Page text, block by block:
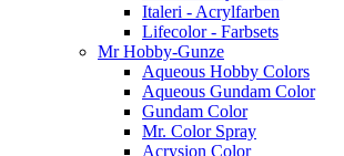
Italeri - Acrylfarben
Lifecolor - Farbsets
Mr Hobby-Gunze
Aqueous Hobby Colors
Aqueous Gundam Color
Gundam Color
Mr. Color Spray
Acrysion Color